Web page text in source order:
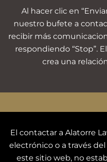
Al hacer clic en
nuestro bufete a
recibir más
respondiendo “Stop”.
crea una
El contactar a Alatorre
electrónico o a través
este sitio web, no